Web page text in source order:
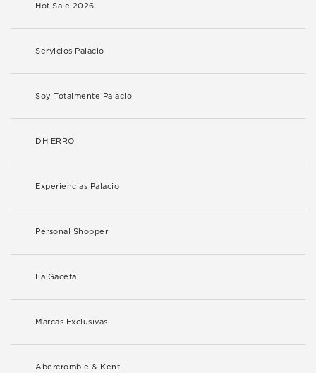
Hot Sale 2026
Servicios Palacio
Soy Totalmente Palacio
DHIERRO
Experiencias Palacio
Personal Shopper
La Gaceta
Marcas Exclusivas
Abercrombie & Kent